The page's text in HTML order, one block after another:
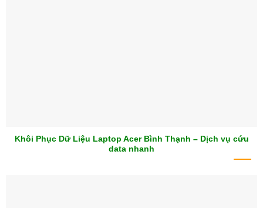
Khôi Phục Dữ Liệu Laptop Acer Bình Thạnh – Dịch vụ cứu
data nhanh